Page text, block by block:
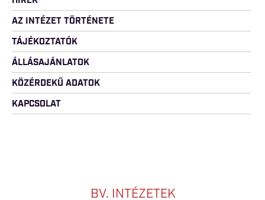
AZ INTÉZET TÖRTÉNETE
TÁJÉKOZTATÓK
ÁLLÁSAJÁNLATOK
KÖZÉRDEKŰ ADATOK
KAPCSOLAT
BV. INTÉZETEK